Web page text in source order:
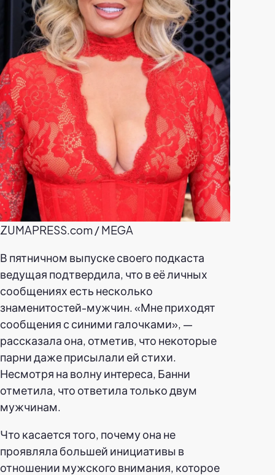
ZUMAPRESS.com / MEGA
В пятничном выпуске своего подкаста
ведущая подтвердила, что в её личных
сообщениях есть несколько
знаменитостей-мужчин. «Мне приходят
сообщения с синими галочками», —
рассказала она, отметив, что некоторые
парни даже присылали ей стихи.
Несмотря на волну интереса, Банни
отметила, что ответила только двум
мужчинам.
Что касается того, почему она не
проявляла большей инициативы в
отношении мужского внимания, которое